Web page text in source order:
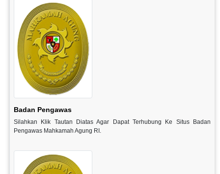
Badan Pengawas
Silahkan Klik Tautan Diatas Agar Dapat Terhubung Ke Situs Badan
Pengawas Mahkamah Agung RI.